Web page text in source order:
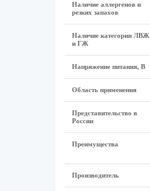
Наличие аллергенов и
резких запахов
Наличие категории ЛВЖ
и ГЖ
Напряжение питания, В
Область применения
Представительство в
России
Преимущества
Производитель